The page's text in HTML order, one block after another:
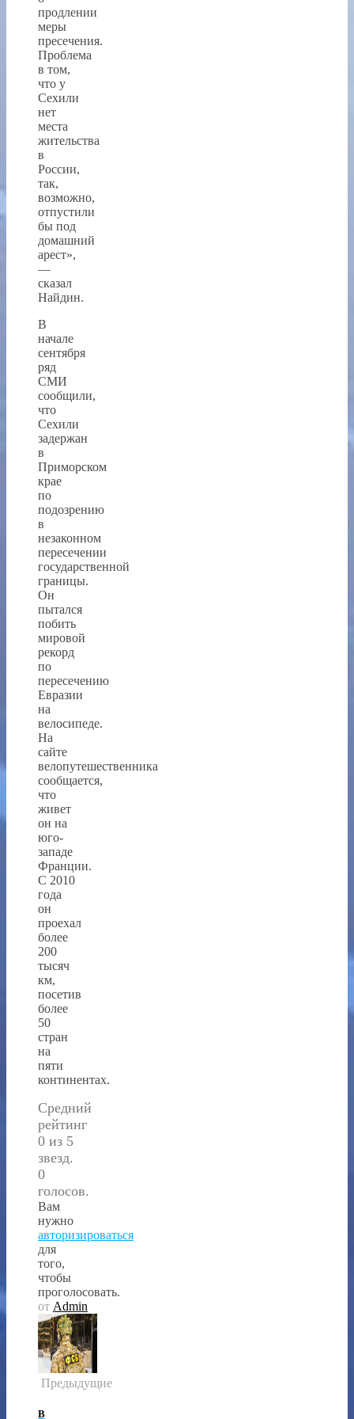
продлении
меры
пресечения.
Проблема
в том,
что у
Сехили
нет
места
жительства
в
России,
так,
возможно,
отпустили
бы под
домашний
арест»,
—
сказал
Найдин.
В
начале
сентября
ряд
СМИ
сообщили,
что
Сехили
задержан
в
Приморском
крае
по
подозрению
в
незаконном
пересечении
государственной
границы.
Он
пытался
побить
мировой
рекорд
по
пересечению
Евразии
на
велосипеде.
На
сайте
велопутешественника
сообщается,
что
живет
он на
юго-
западе
Франции.
С 2010
года
он
проехал
более
200
тысяч
км,
посетив
более
50
стран
на
пяти
континентах.
Средний
рейтинг
0 из 5
звезд.
0
голосов.
Вам
нужно
авторизироваться
для
того,
чтобы
проголосовать.
от Admin
Предыдущие
В